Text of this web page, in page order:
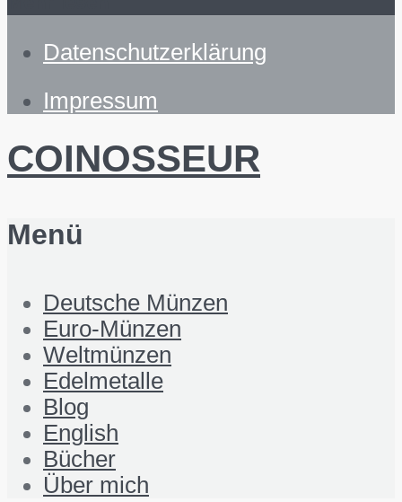
Datenschutzerklärung
Impressum
COINOSSEUR
Menü
Deutsche Münzen
Euro-Münzen
Weltmünzen
Edelmetalle
Blog
English
Bücher
Über mich